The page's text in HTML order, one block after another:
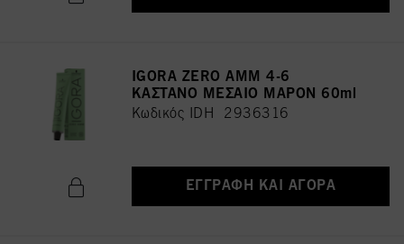
IGORA ZERO AMM 4-6
ΚΑΣΤΑΝΟ ΜΕΣΑΙΟ ΜΑΡΟΝ 60ml
Κωδικός IDH 2936316
ΕΓΓΡΑΦΉ ΚΑΙ ΑΓΟΡΆ